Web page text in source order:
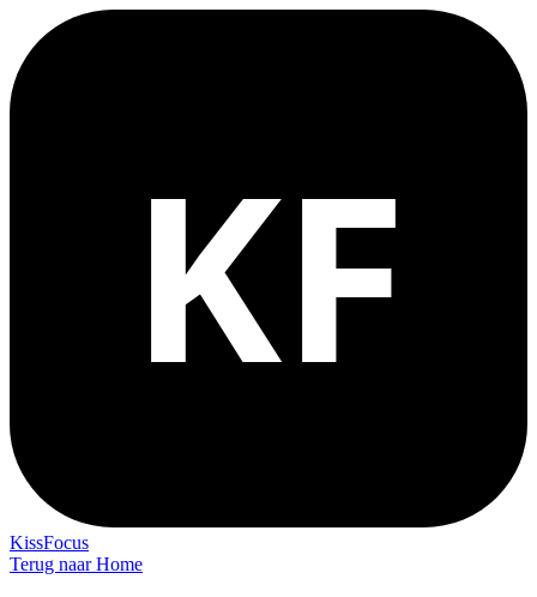
KissFocus
Terug naar Home